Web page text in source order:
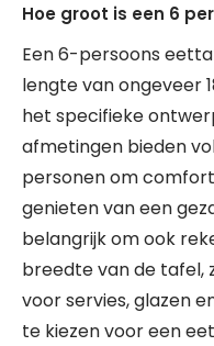
Hoe groot is een 6
Een 6-persoons
lengte van ongeveer
het specifieke
afmetingen bieden
personen om
genieten van een
belangrijk om ook
breedte van de tafel,
voor servies, glazen
te kiezen voor een